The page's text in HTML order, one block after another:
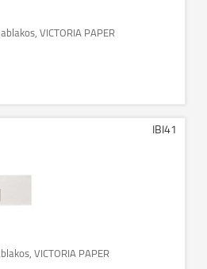
VICTORIA PAPER
IBI41
VICTORIA PAPER